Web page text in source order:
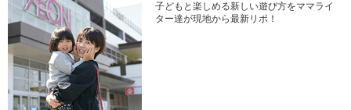
子どもと楽しめる新しい遊び方をママライ
ター達が現地から最新リポ！